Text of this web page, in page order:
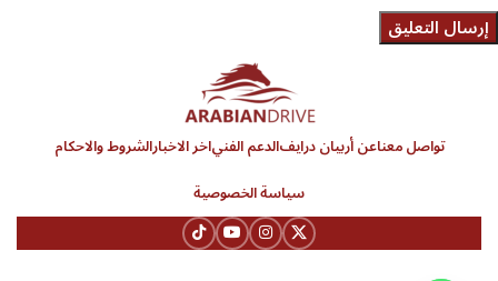
تواصل معناعن أربيان درايفالدعم الفنياخر الاخبارالشروط والاحكام
سياسة الخصوصية